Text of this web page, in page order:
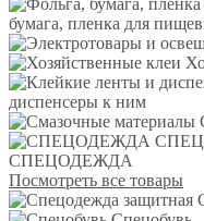
бумага, пленка для
диспенсеры к ним
СПЕЦОДЕЖДА
Посмотреть все товары